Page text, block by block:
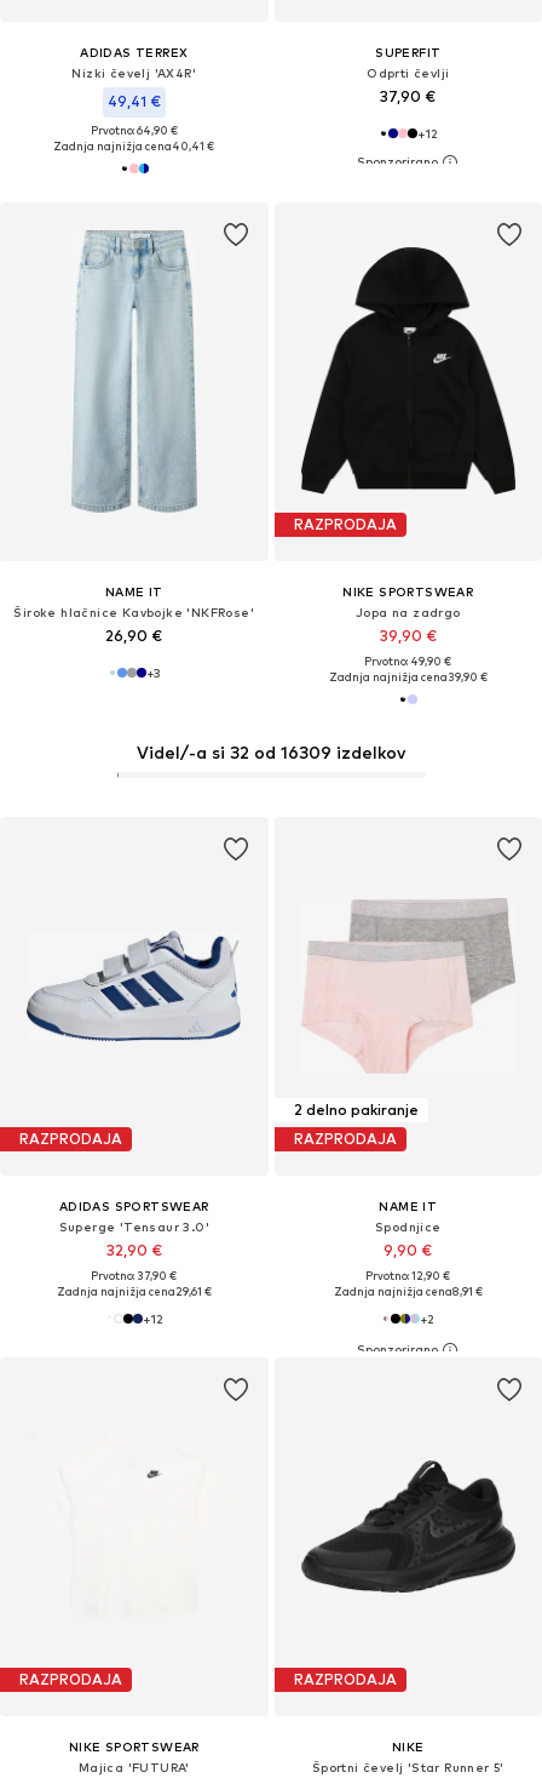
ADIDAS TERREX
Nizki čevelj 'AX4R'
49,41 €
Prvotno: 64,90 €
Zadnja najnižja cena40,41 €
SUPERFIT
Odprti čevlji
37,90 €
+12
NAME IT
Široke hlačnice Kavbojke 'NKFRose'
26,90 €
+3
RAZPRODAJA
NIKE SPORTSWEAR
Jopa na zadrgo
39,90 €
Prvotno: 49,90 €
Zadnja najnižja cena39,90 €
Videl/-a si 32 od 16309 izdelkov
RAZPRODAJA
ADIDAS SPORTSWEAR
Superge 'Tensaur 3.0'
32,90 €
Prvotno: 37,90 €
Zadnja najnižja cena29,61 €
+12
2 delno pakiranje
RAZPRODAJA
NAME IT
Spodnjice
9,90 €
Prvotno: 12,90 €
Zadnja najnižja cena8,91 €
+2
RAZPRODAJA
NIKE SPORTSWEAR
Majica 'FUTURA'
RAZPRODAJA
NIKE
Športni čevelj 'Star Runner 5'